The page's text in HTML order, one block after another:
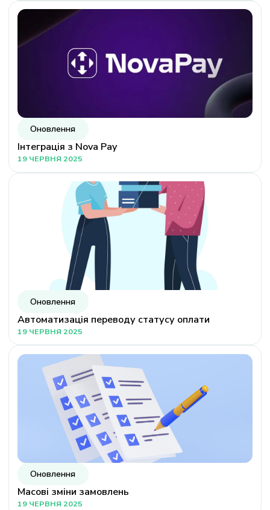
Оновлення
Інтеграція з Nova Pay
19 ЧЕРВНЯ 2025
Оновлення
Автоматизація переводу статусу оплати
19 ЧЕРВНЯ 2025
Оновлення
Масові зміни замовлень
19 ЧЕРВНЯ 2025